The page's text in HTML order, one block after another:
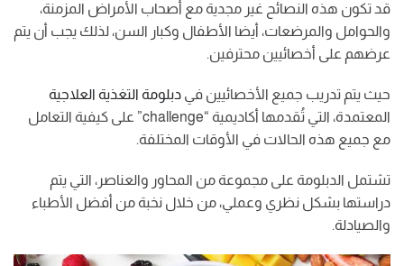
قد تكون هذه النصائح غير مجدية مع أصحاب الأمراض المزمنة،
والحوامل والمرضعات، أيضا الأطفال وكبار السن، لذلك يجب أن يتم
عرضهم على أخصائيين محترفين.
حيث يتم تدريب جميع الأخصائيين في دبلومة التغذية العلاجية
المعتمدة، التي تُقدمها أكاديمية “challenge” على كيفية التعامل
مع جميع هذه الحالات في الأوقات المختلفة.
تشتمل الدبلومة على مجموعة من المحاور والعناصر، التي يتم
دراستها بشكل نظري وعملي، من خلال نخبة من أفضل الأطباء
والصيادلة.